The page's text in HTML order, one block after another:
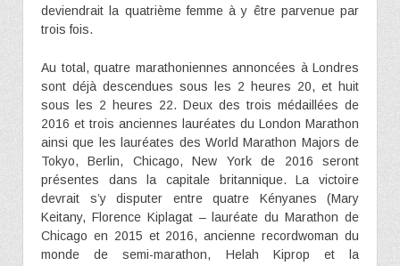
deviendrait la quatrième femme à y être parvenue par
trois fois.
Au total, quatre marathoniennes annoncées à Londres
sont déjà descendues sous les 2 heures 20, et huit
sous les 2 heures 22. Deux des trois médaillées de
2016 et trois anciennes lauréates du London Marathon
ainsi que les lauréates des World Marathon Majors de
Tokyo, Berlin, Chicago, New York de 2016 seront
présentes dans la capitale britannique. La victoire
devrait s’y disputer entre quatre Kényanes (Mary
Keitany, Florence Kiplagat – lauréate du Marathon de
Chicago en 2015 et 2016, ancienne recordwoman du
monde de semi-marathon, Helah Kiprop et la